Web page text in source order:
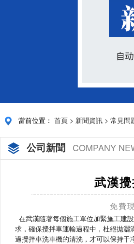
當前位置： 首頁 > 新聞資訊 > 常見問
公司新聞 COMPANY
武漢
免費
在武漢隨著每個施工單位加緊施工建
求，確保攪拌車運輸過程中，杜絕拋灑滴
過攪拌車洗車機的清洗，才可以保持干